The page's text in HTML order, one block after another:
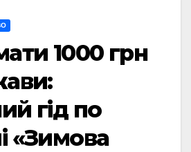
1000 грн
гід по
«Зимова